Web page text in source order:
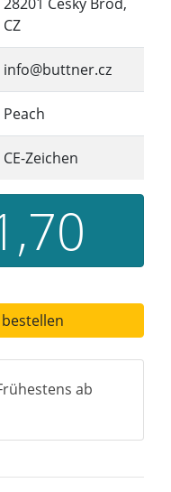
CZ
info@buttner.cz
Peach
CE-Zeichen
bestellen
ab